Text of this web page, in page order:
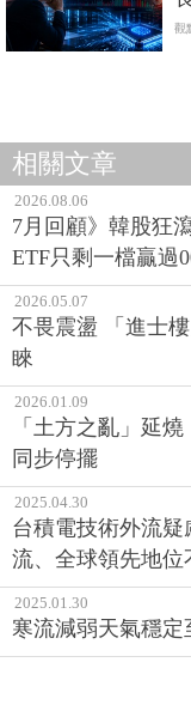
觀
相關文章
2026.08.06
7月回顧》韓股狂
ETF只剩一檔贏過
2026.05.07
不畏震盪 「進士
睞
2026.01.09
「土方之亂」延
同步停擺
2025.04.30
台積電技術外流
流、全球領先地位
2025.01.30
寒流減弱天氣穩